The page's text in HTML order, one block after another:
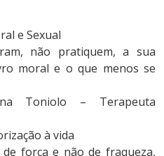
e Sexual
não pratiquem, a sua
moral e o que menos se
Toniolo – Terapeuta
à vida
força e não de fraqueza,